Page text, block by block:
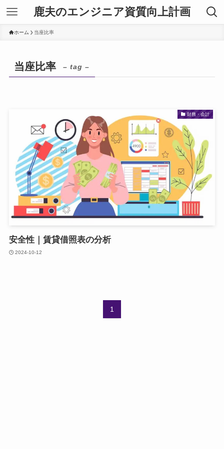
鹿夫のエンジニア資質向上計画
ホーム 当座比率
当座比率 – tag –
財務・会計
安全性｜賃貸借照表の分析
2024-10-12
1